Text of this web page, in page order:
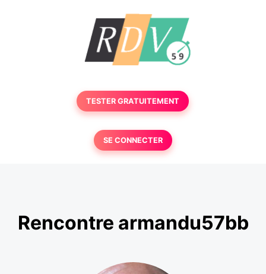
TESTER GRATUITEMENT
SE CONNECTER
Rencontre armandu57bb